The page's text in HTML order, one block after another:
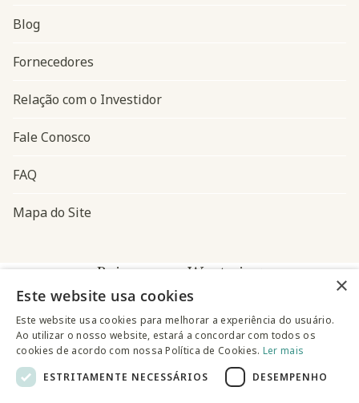
Navegação do rodapé
Blog
Fornecedores
Relação com o Investidor
Fale Conosco
FAQ
Mapa do Site
Baixe o app Westwing
×
Este website usa cookies
Este website usa cookies para melhorar a experiência do usuário.
Ao utilizar o nosso website, estará a concordar com todos os
cookies de acordo com nossa Política de Cookies. Ler mais
ESTRITAMENTE NECESSÁRIOS
DESEMPENHO